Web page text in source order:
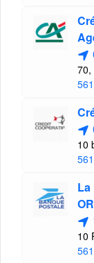
70,
10
La
10